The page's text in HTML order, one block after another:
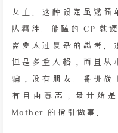
女主。这种设定虽然简
队羁绊。能磕的 CP 就
需要太过复杂的思考。
但是多重人格，而且从
骗，没有朋友。番外战
有自由意志，最开始
Mother 的指引做事。